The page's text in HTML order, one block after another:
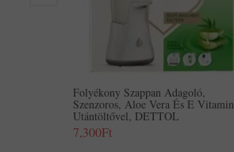
Folyékony Szappan Adagoló,
Szenzoros, Aloe Vera És E Vitamin
Utántöltővel, DETTOL
7,300Ft